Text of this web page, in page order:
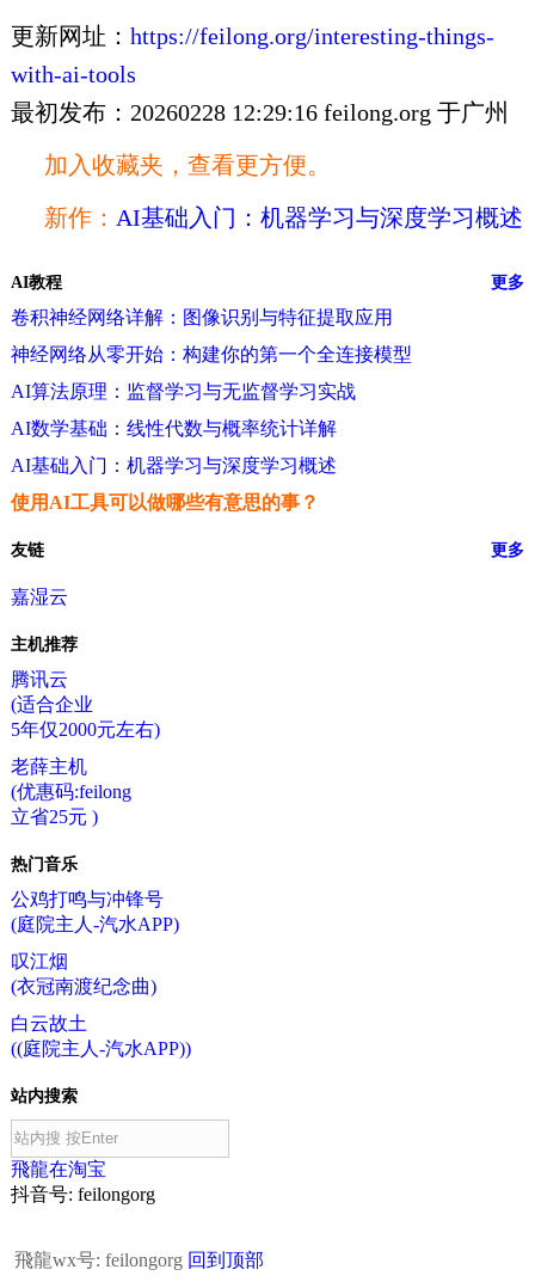
更新网址： https://feilong.org/interesting-things-
with-ai-tools
最初发布：20260228 12:29:16 feilong.org 于广州
加入收藏夹，查看更方便。
新作： AI基础入门：机器学习与深度学习概述
AI教程 更多
卷积神经网络详解：图像识别与特征提取应用
神经网络从零开始：构建你的第一个全连接模型
AI算法原理：监督学习与无监督学习实战
AI数学基础：线性代数与概率统计详解
AI基础入门：机器学习与深度学习概述
使用AI工具可以做哪些有意思的事？
友链 更多
嘉湿云
主机推荐
腾讯云
(适合企业
5年仅2000元左右)
老薛主机
(优惠码:feilong
立省25元 )
热门音乐
公鸡打鸣与冲锋号
(庭院主人-汽水APP)
叹江烟
(衣冠南渡纪念曲)
白云故土
((庭院主人-汽水APP))
站内搜索
飛龍在淘宝
抖音号: feilongorg
飛龍wx号: feilongorg 回到顶部